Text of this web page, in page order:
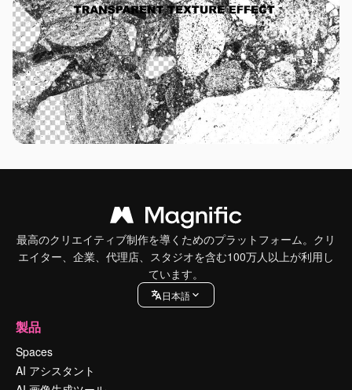
最高のクリエイティブ制作を導くためのプラットフォーム。クリ
エイター、企業、代理店、スタジオを含む100万人以上が利用し
ています。
日本語
製品
Spaces
AI アシスタント